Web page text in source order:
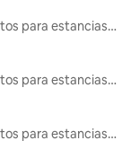
Alojamientos para estancias largas
Alojamientos para estancias largas
Alojamientos para estancias largas